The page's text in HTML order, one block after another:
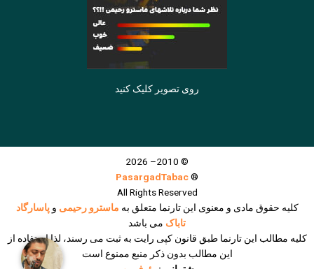
روی تصویر کلیک کنید
© 2010– 2026
®
PasargadTabac
All Rights Reserved
كليه حقوق مادی و معنوی اين تارنما متعلق به ماسترو رحیمی وپاسارگاد
تاباک می باشد
کلیه مطالب این تارنما طبق قانون کپی رایت به ثبت می رسند، لذا استفاده از
این مطالب بدون ذکر منبع ممنوع است